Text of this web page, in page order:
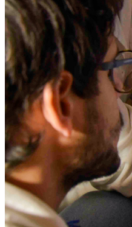
Diventa volontario
Fai una donazione